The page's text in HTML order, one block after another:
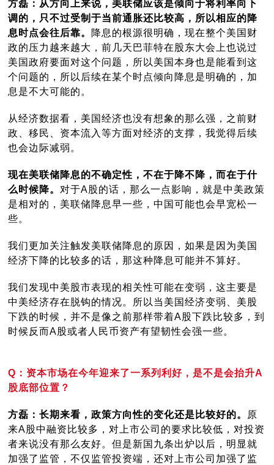
方磊：从方向上来说，美联储应该是倾向于将利率向下
调的，只不过受制于当前通胀还比较高，所以相应的降
息时点会往后靠。 降息的根源很明确，现在整个美国财
政的压力越来越大，前几天巴菲特在股东大会上也说过
美国政府要面对这个问题，所以美国本身也是能看到这
个问题的，所以后续在某个时点倾向降息是明确的，加
息是不大可能的。
从经济数据看，美国经济也没有想象的那么强，之前财
政、移民、资本流入等方面对经济的支撑，我觉得后续
也会边际减弱。
现在美联储降息的不确定性，不在于降不降，而在于什
么时候降。 对于A股的话，那么一点影响，就是中美政策
是相对的，美联储降息早一些，中国可能也会早宽松一
些。
我们更加关注触发美联储降息的原因，如果是因为美国
经济下降的比较多的话，那这种降息可能并不算好。
我们发现中美股市表现的相关性可能在变弱，这主要是
中美经济存在脱钩的情况。所以当美国经济变弱、美股
下跌的时候，并不是像之前那样带着A股下跌比较多，到
时候反而A股或者人民币资产有望韧性会强一些。
Q：资本市场在今年迎来了一系列利好，是不是会抬升A
股底部位置？
方磊：长期来看，政策方向性的变化还是比较好的。 原
来A股中融资比较多，对上市公司的要求比较低，对投资
者来说没有那么友好。但是新国九条出炉以后，明显就
加强了监管，不仅监管投资端，还对上市公司加强了监